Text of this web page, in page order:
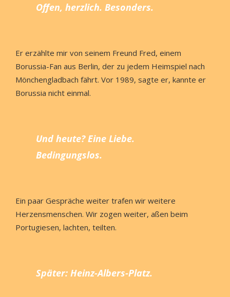
Offen, herzlich. Besonders.
Er erzählte mir von seinem Freund Fred, einem
Borussia-Fan aus Berlin, der zu jedem Heimspiel nach
Mönchengladbach fährt. Vor 1989, sagte er, kannte er
Borussia nicht einmal.
Und heute? Eine Liebe.
Bedingungslos.
Ein paar Gespräche weiter trafen wir weitere
Herzensmenschen. Wir zogen weiter, aßen beim
Portugiesen, lachten, teilten.
Später: Heinz-Albers-Platz.